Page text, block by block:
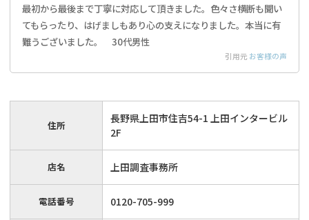
最初から最後まで丁寧に対応して頂きました。色々さ横断も聞い
てもらったり、はげましもあり心の支えになりました。本当に有
難うございました。 30代男性
引用元 お客様の声
住所
長野県上田市住吉54-1 上田インタービル
2F
店名 上田調査事務所
電話番号 0120-705-999